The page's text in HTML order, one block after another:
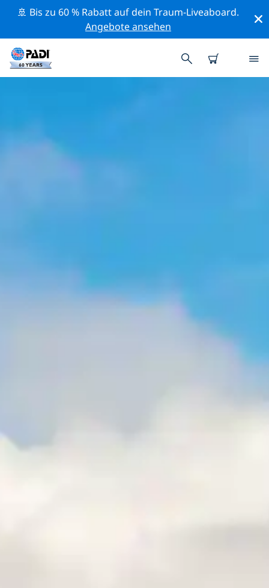
🚢 Bis zu 60 % Rabatt auf dein Traum-Liveaboard.
Angebote ansehen